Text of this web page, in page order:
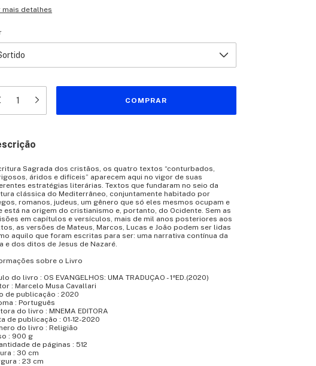
mais detalhes
Sagrada dos cristãos, os quatro textos “conturbados,
áridos e difíceis” aparecem aqui no vigor de suas
estratégias literárias. Textos que fundaram no seio da
clássica do Mediterrâneo, conjuntamente habitado por
romanos, judeus, um gênero que só eles mesmos ocupam e
está na origem do cristianismo e, portanto, do Ocidente. Sem as
em capítulos e versículos, mais de mil anos posteriores aos
as versões de Mateus, Marcos, Lucas e João podem ser lidas
aquilo que foram escritas para ser: uma narrativa contínua da
e dos ditos de Jesus de Nazaré.
sobre o Livro
do livro : OS EVANGELHOS: UMA TRADUÇAO - 1ªED.(2020)
: Marcelo Musa Cavallari
de publicação : 2020
: Português
do livro : MNEMA EDITORA
de publicação : 01-12-2020
do livro : Religião
: 900 g
de páginas : 512
: 30 cm
: 23 cm